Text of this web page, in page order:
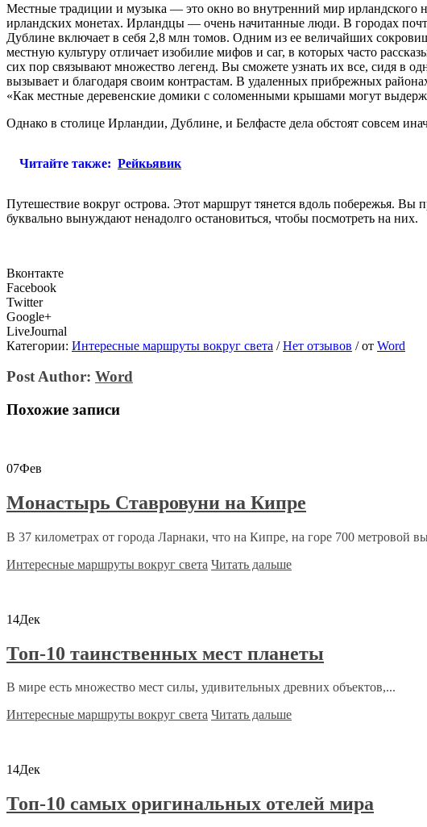
Местные традиции и музыка — это окно во внутренний мир ирландского
ирландских монетах. Ирландцы — очень начитанные люди. В городах
Дублине включает в себя 2,8 млн томов. Одним из ее величайших
местную культуру отличает изобилие мифов и саг, в которых часто
сих пор связывают множество легенд. Вы сможете узнать их все, сидя в
вызывает и благодаря своим контрастам. В удаленных прибрежных
«Как местные деревенские домики с соломенными крышами могут
Однако в столице Ирландии, Дублине, и Белфасте дела обстоят совсем
Читайте также: Рейкьявик
Путешествие вокруг острова. Этот маршрут тянется вдоль побережья. Вы
буквально вынуждают ненадолго остановиться, чтобы посмотреть на них.
Вконтакте
Facebook
Twitter
Google+
LiveJournal
Категории: Интересные маршруты вокруг света / Нет отзывов /от Word
Post Author: Word
Похожие записи
07Фев
Монастырь Ставровуни на Кипре
В 37 километрах от города Ларнаки, что на Кипре, на горе 700 метровой
Интересные маршруты вокруг света Читать дальше
14Дек
Топ-10 таинственных мест планеты
В мире есть множество мест силы, удивительных древних объектов,...
Интересные маршруты вокруг света Читать дальше
14Дек
Топ-10 самых оригинальных отелей мира